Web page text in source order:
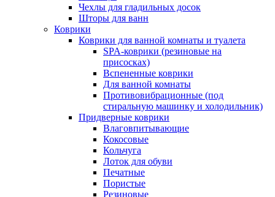
Чехлы для гладильных досок
Шторы для ванн
Коврики
Коврики для ванной комнаты и туалета
SPA-коврики (резиновые на
присосках)
Вспененные коврики
Для ванной комнаты
Противовибрационные (под
стиральную машинку и холодильник)
Придверные коврики
Влаговпитывающие
Кокосовые
Кольчуга
Лоток для обуви
Печатные
Пористые
Резиновые